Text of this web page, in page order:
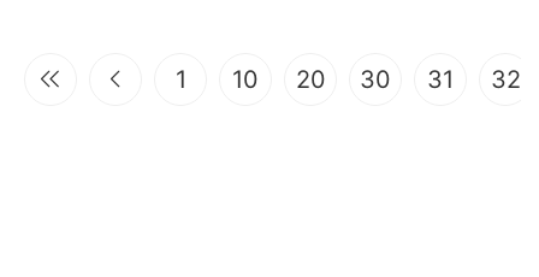
1 10 20 30 31 32